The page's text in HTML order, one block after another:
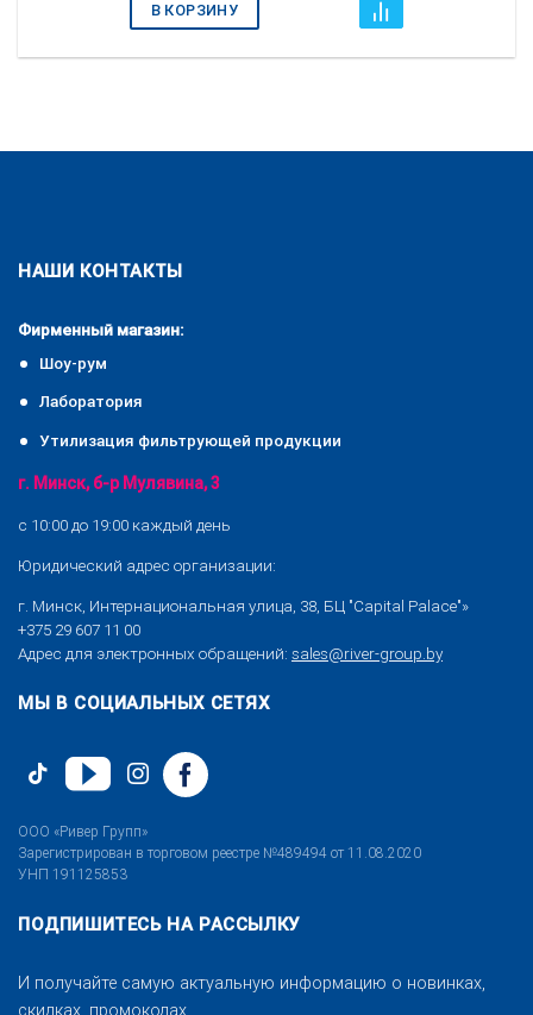
В КОРЗИНУ
НАШИ КОНТАКТЫ
Фирменный магазин:
Шоу-рум
Лаборатория
Утилизация фильтрующей продукции
г. Минск, б-р Мулявина, 3
с 10:00 до 19:00 каждый день
Юридический адрес организации:
г. Минск, Интернациональная улица, 38, БЦ "Capital Palace"»
+375 29 607 11 00
Адрес для электронных обращений: sales@river-group.by
МЫ В СОЦИАЛЬНЫХ СЕТЯХ
ООО «Ривер Групп»
Зарегистрирован в торговом реестре №489494 от 11.08.2020
УНП 191125853
ПОДПИШИТЕСЬ НА РАССЫЛКУ
И получайте самую актуальную информацию о новинках,